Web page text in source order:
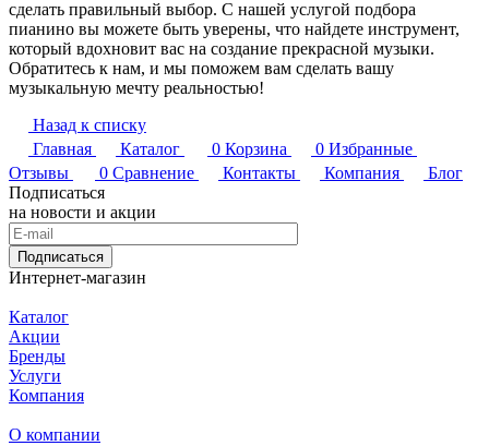
сделать правильный выбор. С нашей услугой подбора
пианино вы можете быть уверены, что найдете инструмент,
который вдохновит вас на создание прекрасной музыки.
Обратитесь к нам, и мы поможем вам сделать вашу
музыкальную мечту реальностью!
Назад к списку
Главная
Каталог 0 Корзина 0 Избранные
Отзывы
0 Сравнение Контакты Компания
Блог
Подписаться
на новости и акции
Подписаться
Интернет-магазин
Каталог
Акции
Бренды
Услуги
Компания
О компании